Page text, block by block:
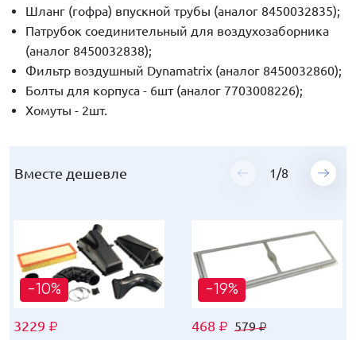
Шланг (гофра) впускной трубы (аналог 8450032835);
Патрубок соединительный для воздухозаборника
(аналог 8450032838);
Фильтр воздушный Dynamatrix (аналог 8450032860);
Болты для корпуса - 6шт (аналог 7703008226);
Хомуты - 2шт.
Вместе дешевле 1 /8
-10%
3229 ₽
-19%
468 ₽ 579₽
Вместе дешевле 1 /8
-10%
3229 ₽
-19%
501 ₽ 619₽
Вместе дешевле 1 /8
-10%
3229 ₽
-19%
112 ₽ 139₽
Вместе дешевле 1 /8
-10%
3229 ₽
-19%
477 ₽ 590₽
Вместе дешевле 1 /8
-10%
3229 ₽
-14%
1334₽ 1390
Вместе дешевле 1 /8
-10%
3229 ₽
-14%
1295₽ 1349
Вместе дешевле 1 /8
-10%
3229 ₽
-19%
533 ₽ 659₽
Вместе дешевле 1 /8
-10%
3229 ₽
-19%
477 ₽ 590₽